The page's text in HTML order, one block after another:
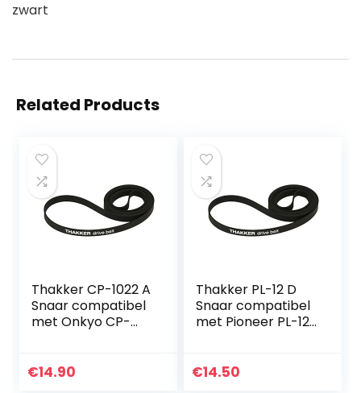
zwart
Related Products
Thakker CP-1022 A
Snaar compatibel
met Onkyo CP-
Aandrijfriemen
€14.90
Thakker PL-12 D
Snaar compatibel
met Pioneer PL-12
Aandrijfriemen
€14.50